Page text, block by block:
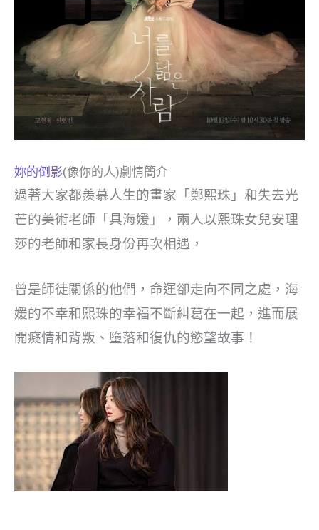
妳的倒影(像你的人)劇情簡介
過著大家都羨慕人生的畫家「鄭熙珠」和失去光
芒的美術老師「具海媛」，兩人以熙珠女兒安理
莎的老師和家長身份再次相遇，
曾是師徒關係的他們，命運卻走向不同之處，海
媛的不幸和熙珠的幸福不斷糾葛在一起，進而展
開癡情和背叛、墮落和復仇的慾望故事！